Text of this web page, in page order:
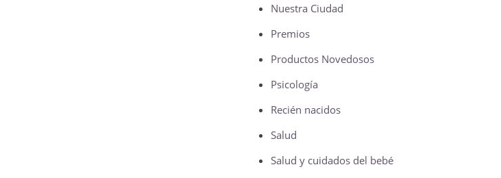
Nuestra Ciudad
Premios
Productos Novedosos
Psicología
Recién nacidos
Salud
Salud y cuidados del bebé